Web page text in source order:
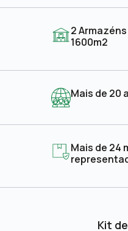
2
1600m2
Mais de 20
Mais de 24
Kit